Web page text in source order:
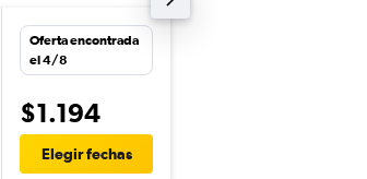
Oferta encontrada
el 4/8
$1.194
Elegir fechas